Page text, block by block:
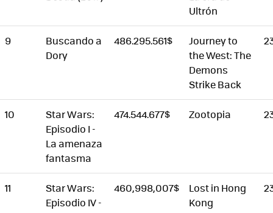
Ultrón
9
Buscando a
Dory
486.295.561$
Journey to
the West: The
Demons
Strike Back
10
Star Wars:
Episodio I -
La amenaza
fantasma
474.544.677$ Zootopia
11
Star Wars:
Episodio IV -
460,998,007$
Lost in Hong
Kong